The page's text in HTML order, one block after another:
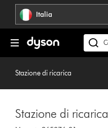
navigazione Italia
Cerca
su
Stazione di ricarica
Stazione di ricarica